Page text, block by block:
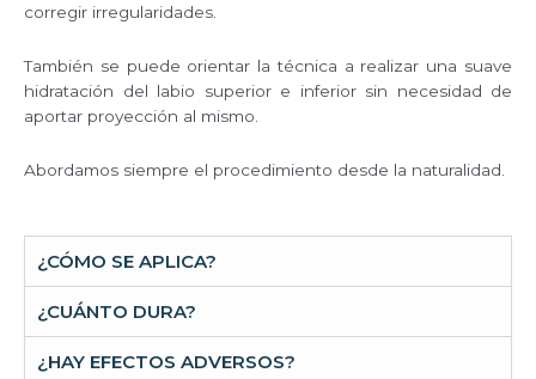
corregir irregularidades.
También se puede orientar la técnica a realizar una suave
hidratación del labio superior e inferior sin necesidad de
aportar proyección al mismo.
Abordamos siempre el procedimiento desde la naturalidad.
¿CÓMO SE APLICA?
¿CUÁNTO DURA?
¿HAY EFECTOS ADVERSOS?